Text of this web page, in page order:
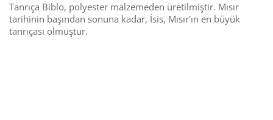
Tanrıça Biblo, polyester malzemeden üretilmiştir. Mısır
tarihinin başından sonuna kadar, İsis, Mısır'ın en büyük
tanrıçası olmuştur.